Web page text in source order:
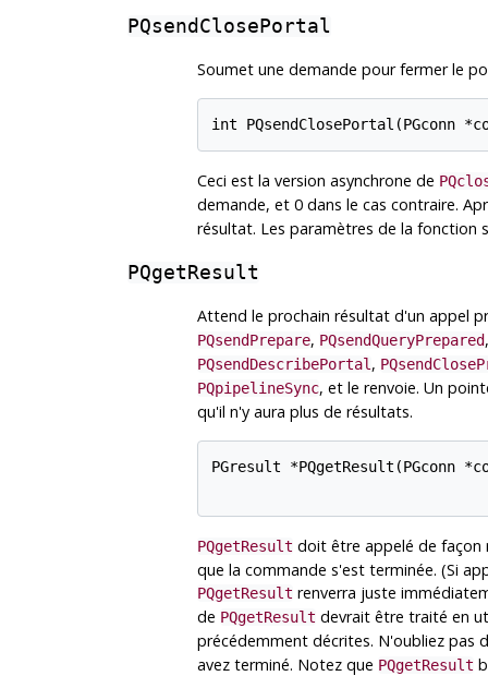
PQsendClosePortal
Soumet une demande pour fermer le
Ceci est la version asynchrone de
demande, et 0 dans le cas contraire.
résultat. Les paramètres de la
PQgetResult
Attend le prochain résultat d'un appel
PQsendPrepare, PQsendQueryPrepared
PQsendDescribePortal ,
PQpipelineSync, et le renvoie. Un
qu'il n'y aura plus de résultats.
PGresult *PQgetResult(PGconn
PQgetResult doit être appelé de façon
que la commande s'est terminée. (Si
PQgetResult renverra juste
de PQgetResult devrait être traité en
précédemment décrites. N'oubliez pas
avez terminé. Notez que PQgetResult